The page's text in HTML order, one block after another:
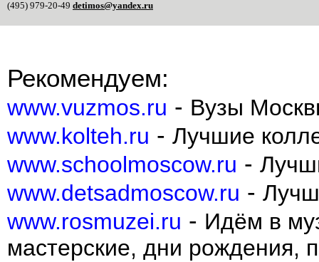
(495) 979-20-49 detimos@yandex.ru
Рекомендуем:
www.vuzmos.ru - Вузы
www.kolteh.ru - Лучшие
www.schoolmoscow.ru -
www.detsadmoscow.ru -
www.rosmuzei.ru - Идём в
мастерские, дни рождения,